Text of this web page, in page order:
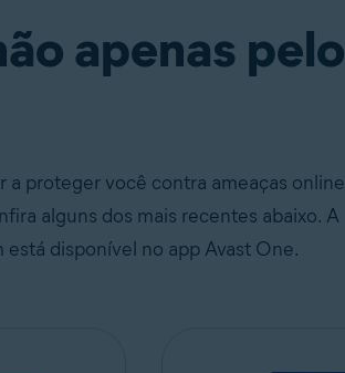
apenas pelo
a proteger você contra ameaças online
alguns dos mais recentes abaixo. A
disponível no app Avast One.